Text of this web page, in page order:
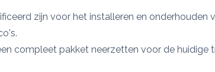
zijn voor het installeren en onderhouden
compleet pakket neerzetten voor de huidige